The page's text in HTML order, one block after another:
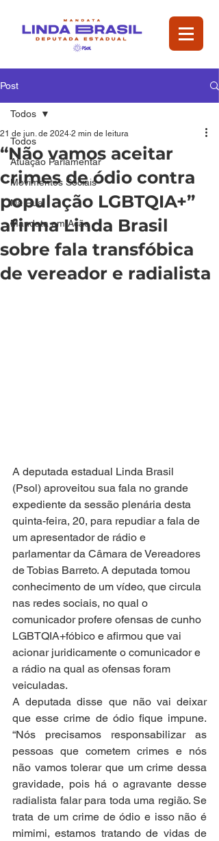
Post
Todos
Atuação Parlamentar
Movimentos Sociais
Na Rua
Mandata em Ação
Todos
“Não vamos aceitar
crimes de ódio contra
população LGBTQIA+”
afirma Linda Brasil
sobre fala transfóbica
de vereador e radialista
21 de jun. de 2024 2 min de leitura
A deputada estadual Linda Brasil
(Psol) aproveitou sua fala no grande
expediente da sessão plenária desta
quinta-feira, 20, para repudiar a fala de
um apresentador de rádio e
parlamentar da Câmara de Vereadores
de Tobias Barreto. A deputada tomou
conhecimento de um vídeo, que circula
nas redes sociais, no qual o
comunicador profere ofensas de cunho
LGBTQIA+fóbico e afirmou que vai
acionar juridicamente o comunicador e
a rádio na qual as ofensas foram
veiculadas.
A deputada disse que não vai deixar
que esse crime de ódio fique impune.
“Nós precisamos responsabilizar as
pessoas que cometem crimes e nós
não vamos tolerar que um crime dessa
gravidade, pois há o agravante desse
radialista falar para toda uma região. Se
trata de um crime de ódio e isso não é
mimimi, estamos tratando de vidas de